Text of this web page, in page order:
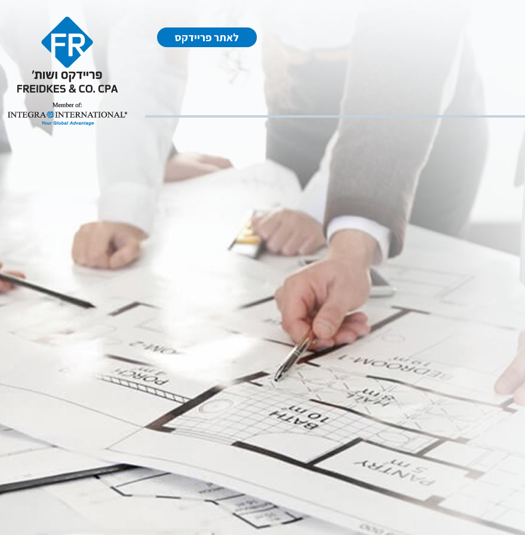
לאתר פריידקס